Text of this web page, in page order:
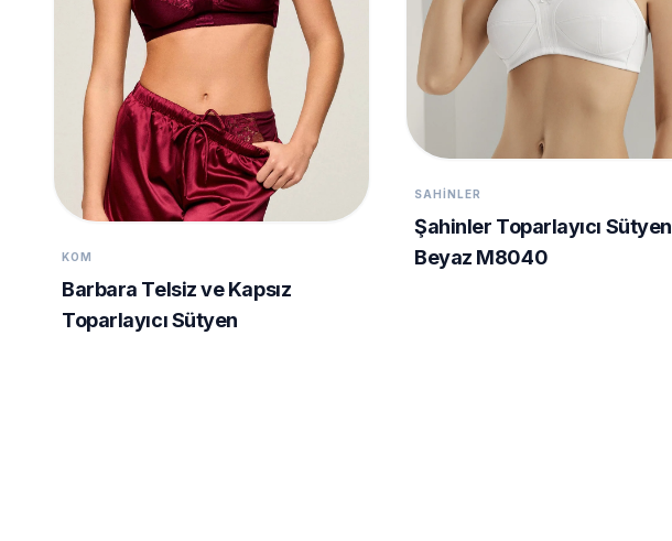
KOM
Barbara Telsiz ve Kapsız
Toparlayıcı Sütyen
SAHINLER
Şahinler Toparlayıcı Sütyen
Beyaz M8040